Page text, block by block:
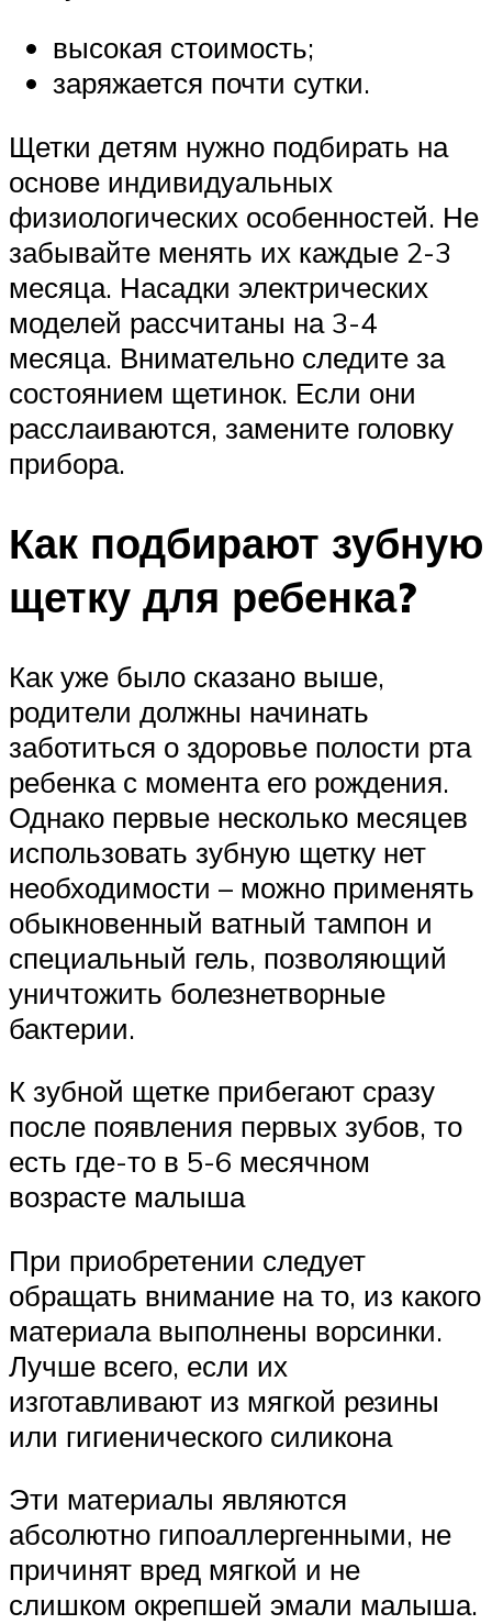
высокая стоимость;
заряжается почти сутки.
Щетки детям нужно подбирать на
основе индивидуальных
физиологических особенностей. Не
забывайте менять их каждые 2-3
месяца. Насадки электрических
моделей рассчитаны на 3-4
месяца. Внимательно следите за
состоянием щетинок. Если они
расслаиваются, замените головку
прибора.
Как подбирают зубную
щетку для ребенка?
Как уже было сказано выше,
родители должны начинать
заботиться о здоровье полости рта
ребенка с момента его рождения.
Однако первые несколько месяцев
использовать зубную щетку нет
необходимости – можно применять
обыкновенный ватный тампон и
специальный гель, позволяющий
уничтожить болезнетворные
бактерии.
К зубной щетке прибегают сразу
после появления первых зубов, то
есть где-то в 5-6 месячном
возрасте малыша
При приобретении следует
обращать внимание на то, из какого
материала выполнены ворсинки.
Лучше всего, если их
изготавливают из мягкой резины
или гигиенического силикона
Эти материалы являются
абсолютно гипоаллергенными, не
причинят вред мягкой и не
слишком окрепшей эмали малыша.